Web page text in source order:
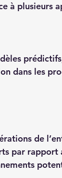
à plusieurs
dans les
de
par rapport